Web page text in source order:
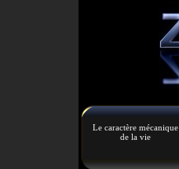
Le caractère mécanique
de la vie